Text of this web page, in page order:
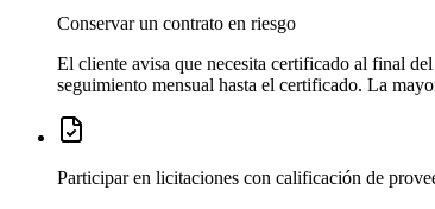
Conservar un contrato en riesgo
El cliente avisa que necesita certificado al final
seguimiento mensual hasta el certificado. La
Participar en licitaciones con calificación de